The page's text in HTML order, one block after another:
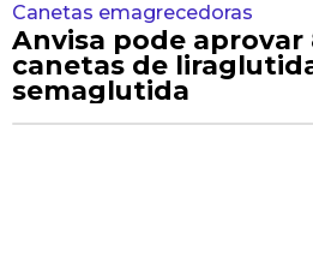
Canetas emagrecedoras
Anvisa pode aprovar
canetas de
semaglutida